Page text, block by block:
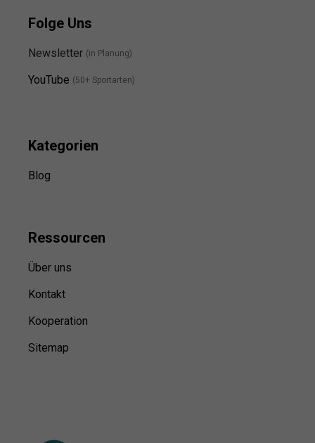
Folge Uns
Newsletter (in Planung)
YouTube (50+ Sportarten)
Kategorien
Blog
Ressourcen
Über uns
Kontakt
Kooperation
Sitemap